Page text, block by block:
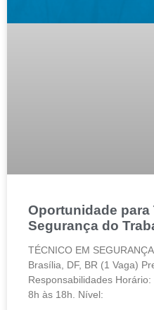
Oportunidade para
Segurança do
TÉCNICO EM
Brasília, DF, BR (1 Vaga)
Responsabilidades
8h às 18h. Nível: